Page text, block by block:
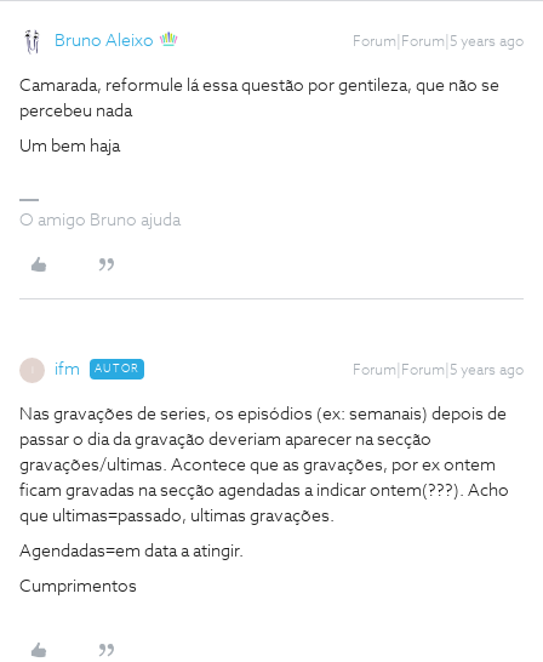
Bruno Aleixo Forum|Forum|5 years ago
Camarada, reformule lá essa questão por gentileza, que não se
percebeu nada
Um bem haja
O amigo Bruno ajuda
ifm AUTOR Forum|Forum|5 years ago
Nas gravações de series, os episódios (ex: semanais) depois de
passar o dia da gravação deveriam aparecer na secção
gravações/ultimas. Acontece que as gravações, por ex ontem
ficam gravadas na secção agendadas a indicar ontem(???). Acho
que ultimas=passado, ultimas gravações.
Agendadas=em data a atingir.
Cumprimentos